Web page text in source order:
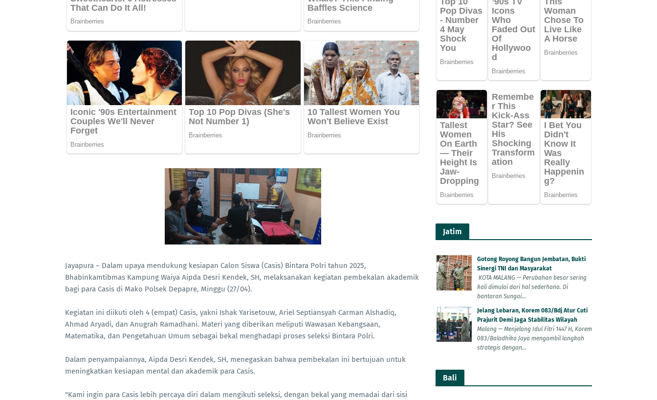
Jayapura – Dalam upaya mendukung kesiapan Calon Siswa (Casis) Bintara Polri tahun 2025,
Bhabinkamtibmas Kampung Waiya Aipda Desri Kendek, SH, melaksanakan kegiatan pembekalan akademik
bagi para Casis di Mako Polsek Depapre, Minggu (27/04).
Kegiatan ini diikuti oleh 4 (empat) Casis, yakni Ishak Yarisetouw, Ariel Septiansyah Carman Alshadiq,
Ahmad Aryadi, dan Anugrah Ramadhani. Materi yang diberikan meliputi Wawasan Kebangsaan,
Matematika, dan Pengetahuan Umum sebagai bekal menghadapi proses seleksi Bintara Polri.
Dalam penyampaiannya, Aipda Desri Kendek, SH, menegaskan bahwa pembekalan ini bertujuan untuk
meningkatkan kesiapan mental dan akademik para Casis.
"Kami ingin para Casis lebih percaya diri dalam mengikuti seleksi, dengan bekal yang memadai dari sisi
Jatim
Gotong Royong Bangun Jembatan, Bukti
Sinergi TNI dan Masyarakat
KOTA MALANG — Perubahan besar sering
kali dimulai dari hal sederhana. Di
bantaran Sungai...
Jelang Lebaran, Korem 083/Bdj Atur Cuti
Prajurit Demi Jaga Stabilitas Wilayah
Malang — Menjelang Idul Fitri 1447 H, Korem
083/Baladhika Jaya mengambil langkah
strategis dengan...
Bali